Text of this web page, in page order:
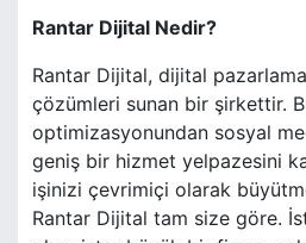
Rantar Dijital Nedir?
Rantar Dijital, dijital
çözümleri sunan bir şirkettir.
optimizasyonundan sosyal
geniş bir hizmet yelpazesini
işinizi çevrimiçi olarak
Rantar Dijital tam size göre.